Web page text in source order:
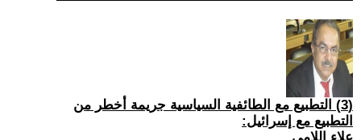
(3) التطبيع مع الطائفية السياسية جريمة أخطر من
التطبيع مع إسرائيل: